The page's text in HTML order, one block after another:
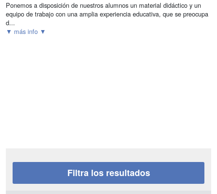
Ponemos a disposición de nuestros alumnos un material didáctico y un
equipo de trabajo con una amplia experiencia educativa, que se preocupa
d...
▼ más info ▼
Filtra los resultados